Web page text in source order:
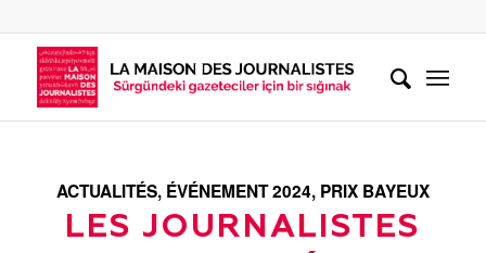
ACTUALITÉS, ÉVÉNEMENT 2024, PRIX BAYEUX
LES JOURNALISTES